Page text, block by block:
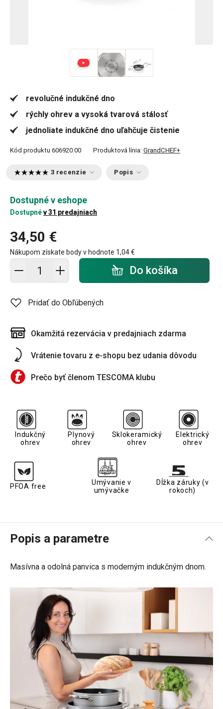
revolučné indukčné dno
rýchly ohrev a vysoká tvarová stálosť
jednoliate indukčné dno uľahčuje čistenie
Kód produktu 606920.00 Produktová línia: GrandCHEF+
3 recenzie Popis
Dostupné v eshope
Dostupnév 31 predajniach
34,50 €
Nákupom získate body v hodnote 1,04 €
Pridať do košíka - počet Do košíka
Pridať do Obľúbených
Okamžitá rezervácia v predajniach zdarma
Vrátenie tovaru z e-shopu bez udania dôvodu
Prečo byť členom TESCOMA klubu
Indukčný
ohrev
Plynový
ohrev
Sklokeramický
ohrev
Elektrický
ohrev
PFOA free
Umývanie v
umývačke
Dĺžka záruky (v
rokoch)
Popis a parametre
Masívna a odolná panvica s moderným indukčným dnom.